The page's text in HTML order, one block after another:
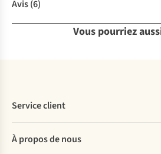
Avis(6)
Vous pourriez
Service client
Commander
À propos de nous